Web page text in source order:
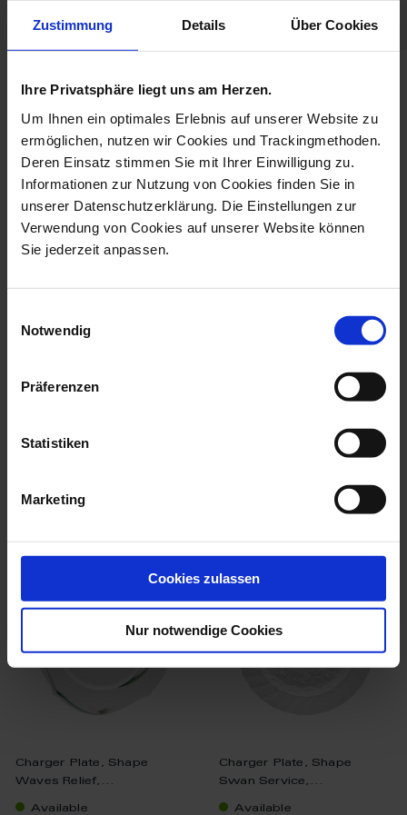
Zustimmung Details Über Cookies
Ihre Privatsphäre liegt uns am Herzen.
Um Ihnen ein optimales Erlebnis auf unserer Website zu
ermöglichen, nutzen wir Cookies und Trackingmethoden.
Deren Einsatz stimmen Sie mit Ihrer Einwilligung zu.
Informationen zur Nutzung von Cookies finden Sie in
unserer Datenschutzerklärung. Die Einstellungen zur
Verwendung von Cookies auf unserer Website können
Sie jederzeit anpassen.
Notwendig
Präferenzen
Statistiken
Marketing
Cookies zulassen
Nur notwendige Cookies
more products from the no 41
Charger Plate, Shape
Waves Relief,...
Available
Charger Plate, Shape
Swan Service,...
Available